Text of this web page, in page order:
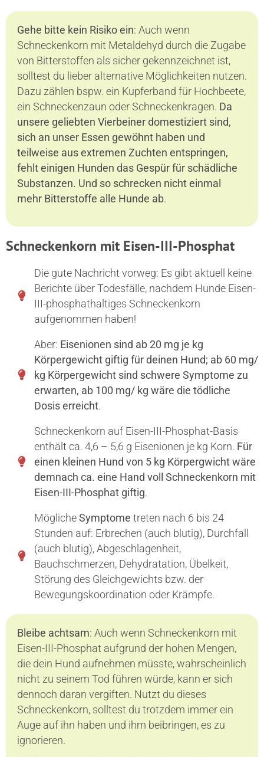
Gehe bitte kein Risiko ein: Auch wenn
Schneckenkorn mit Metaldehyd durch die Zugabe
von Bitterstoffen als sicher gekennzeichnet ist,
solltest du lieber alternative Möglichkeiten nutzen.
Dazu zählen bspw. ein Kupferband für Hochbeete,
ein Schneckenzaun oder Schneckenkragen. Da
unsere geliebten Vierbeiner domestiziert sind,
sich an unser Essen gewöhnt haben und
teilweise aus extremen Zuchten entspringen,
fehlt einigen Hunden das Gespür für schädliche
Substanzen. Und so schrecken nicht einmal
mehr Bitterstoffe alle Hunde ab.
Schneckenkorn mit Eisen-III-Phosphat
Die gute Nachricht vorweg: Es gibt aktuell keine
Berichte über Todesfälle, nachdem Hunde Eisen-
III-phosphathaltiges Schneckenkorn
aufgenommen haben!
Aber: Eisenionen sind ab 20 mg je kg
Körpergewicht giftig für deinen Hund; ab 60 mg/
kg Körpergewicht sind schwere Symptome zu
erwarten, ab 100 mg/ kg wäre die tödliche
Dosis erreicht.
Schneckenkorn auf Eisen-III-Phosphat​-Basis
enthält ca. 4,6 – 5,6 g Eisenionen je kg Korn. Für
einen kleinen Hund von 5 kg Körpergwicht wäre
demnach ca. eine Hand voll Schneckenkorn mit
Eisen-III-Phosphat​ giftig.
MöglicheSymptome treten nach 6 bis 24
Stunden auf: Erbrechen (auch blutig), Durchfall
(auch blutig), Abgeschlagenheit,
Bauchschmerzen, Dehydratation, Übelkeit,
Störung des Gleichgewichts bzw. der
Bewegungskoordination oder Krämpfe.
Bleibe achtsam: Auch wenn Schneckenkorn mit
Eisen-III-Phosphat aufgrund der hohen Mengen,
die dein Hund aufnehmen müsste, wahrscheinlich
nicht zu seinem Tod führen würde, kann er sich
dennoch daran vergiften. Nutzt du dieses
Schneckenkorn, solltest du trotzdem immer ein
Auge auf ihn haben und ihm beibringen, es zu
ignorieren.